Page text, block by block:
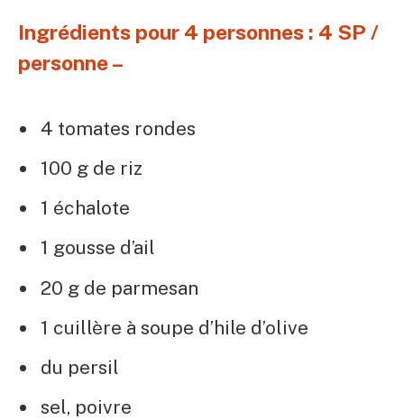
Ingrédients pour 4 personnes : 4 SP /
personne –
4 tomates rondes
100 g de riz
1 échalote
1 gousse d’ail
20 g de parmesan
1 cuillère à soupe d’hile d’olive
du persil
sel, poivre